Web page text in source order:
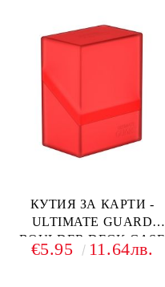
КУТИЯ ЗА КАРТИ -
ULTIMATE GUARD
BOULDER DECK CASE
(за LCG, TCG и др) 60+ -
€5.95 11.64лв.